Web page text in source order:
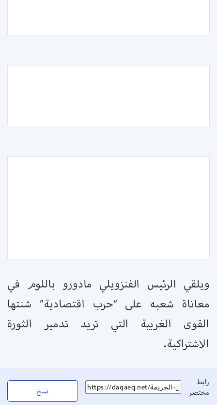
ويلقي الرئيس الفنزويلي مادورو باللوم في
معاناة شعبه على “حرب اقتصادية” شنتها
القوى الغربية التي تريد تدمير الثورة
الاشتراكية.
رابط
مختصر
نسخ